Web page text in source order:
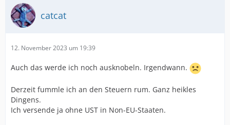
catcat
12. November 2023 um 19:39
Auch das werde ich noch ausknobeln. Irgendwann.
Derzeit fummle ich an den Steuern rum. Ganz heikles
Dingens.
Ich versende ja ohne UST in Non-EU-Staaten.